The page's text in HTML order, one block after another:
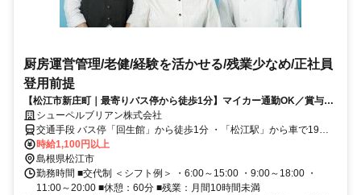
厨房運営管理/老健/経験を活かせる/残業少なめ/正社員
登用前提
【松江市新庄町｜最寄りバス停から徒歩1分】マイカー通勤OK／賞与・
昇給あり／交通費支給／これまでの調理経験やマネジメントスキルを活
かせるお仕事です！
シューペルブリアン株式会社
交通手段 バス停「回生館」から徒歩1分 ・「松江駅」から車で19分
☆マイカー通勤OK！(駐車場あり) ☆転勤なし！ 【最寄り駅】 ・ＪＲ
山陰本線「松江駅」
時給1,100円以上
島根県松江市
勤務時間 ■交代制 ＜シフト例＞ ・6:00～15:00 ・9:00～18:00 ・
11:00～20:00 ■休憩：60分 ■残業：月間10時間未満